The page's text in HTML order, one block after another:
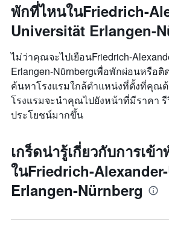
พักที่ไหนในFriedrich-
Universität Erlangen-
ไม่ว่าคุณจะไปเยือนFriedrich-
Erlangen-Nürnbergเพื่อพักผ่อนหรือ
ค้นหาโรงแรมใกล้ตำแหน่งที่ตั้งที่คุณ
โรงแรมจะนำคุณไปยังหน้าที่มีราคา
ประโยชน์มากขึ้น
เกร็ดน่ารู้เกี่ยวกับการเข้า
ในFriedrich-
Erlangen-Nürnberg